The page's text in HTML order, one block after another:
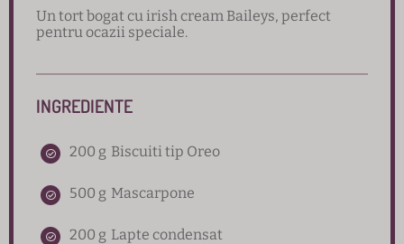
Un tort bogat cu irish cream Baileys, perfect
pentru ocazii speciale.
INGREDIENTE
200 g Biscuiti tip Oreo
500 g Mascarpone
200 g Lapte condensat